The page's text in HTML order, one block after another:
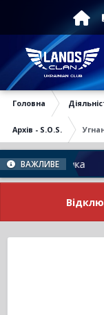
Головна
Архів - S.O.S.
ВАЖЛИВЕ
Атрибутика